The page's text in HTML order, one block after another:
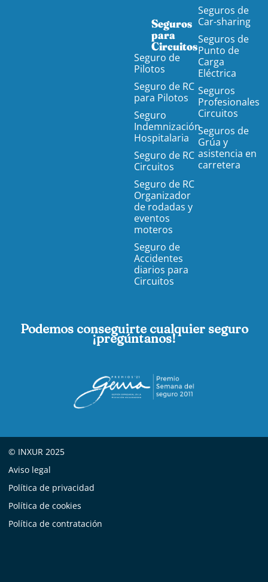
Seguros
para
Circuitos
Seguro de
Pilotos
Seguro de RC
para Pilotos
Seguro
Indemnización
Hospitalaria
Seguro de RC
Circuitos
Seguro de RC
Organizador
de rodadas y
eventos
moteros
Seguro de
Accidentes
diarios para
Circuitos
Seguros de
Car-sharing
Seguros de
Punto de
Carga
Eléctrica
Seguros
Profesionales
Circuitos
Seguros de
Grúa y
asistencia en
carretera
Podemos conseguirte cualquier seguro
¡pregúntanos!
© INXUR 2025
Aviso legal
Política de privacidad
Política de cookies
Política de contratación